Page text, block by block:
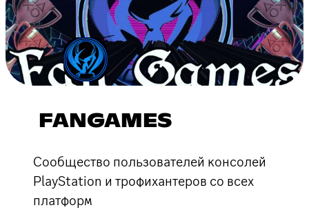
FANGAMES
Сообщество пользователей консолей
PlayStation и трофихантеров со всех
платформ